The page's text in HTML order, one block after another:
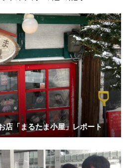
店「まるたま小屋」レポート